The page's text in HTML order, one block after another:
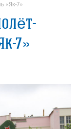
«Як-7»
7»